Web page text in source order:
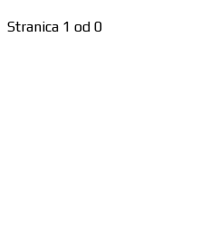
Stranica 1 od 0